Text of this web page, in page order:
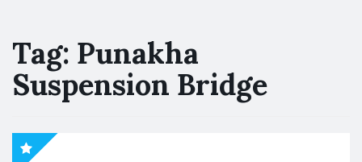
Tag: Punakha
Suspension Bridge